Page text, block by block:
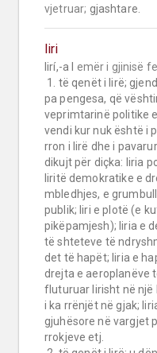
vjetruar; gjashtare.
liri
lirí,-a I emër i gjinisë
pa pengesa, që
veprimtarinë politike
vendi kur nuk është i
rron i lirë dhe i
dikujt për diçka: liria
liritë demokratike e
mbledhjes, e
publik; liri e plotë (e
pikëpamjesh); liria e
të shteteve të
det të hapët; liria e
drejta e aeroplanëve
fluturuar lirisht në një
i ka rrënjët në gjak;
gjuhësore në vargjet
rrokjeve etj.